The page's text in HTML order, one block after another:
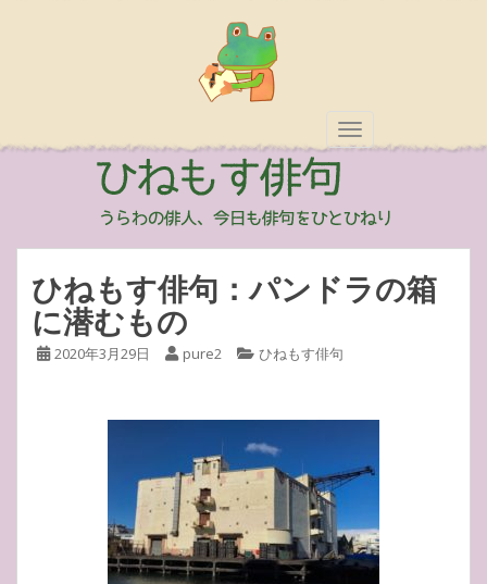
TOGGLE
ひねもす俳句：パンドラの箱
に潜むもの
2020年3月29日 pure2 ひねもす俳句